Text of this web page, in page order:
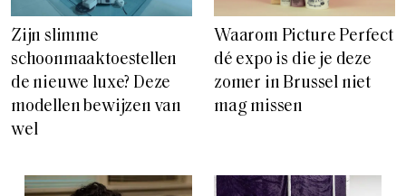
Zijn slimme
schoonmaaktoestellen
de nieuwe luxe? Deze
modellen bewijzen van
wel
Waarom Picture Perfect
dé expo is die je deze
zomer in Brussel niet
mag missen